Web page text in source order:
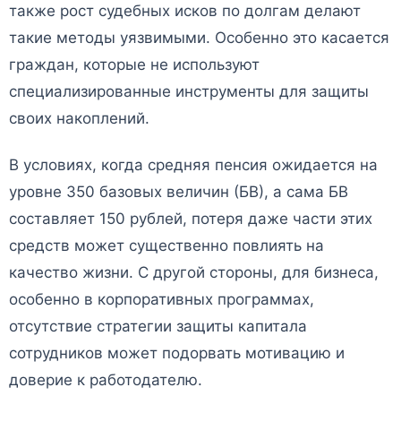
также рост судебных исков по долгам делают
такие методы уязвимыми. Особенно это касается
граждан, которые не используют
специализированные инструменты для защиты
своих накоплений.
В условиях, когда средняя пенсия ожидается на
уровне 350 базовых величин (БВ), а сама БВ
составляет 150 рублей, потеря даже части этих
средств может существенно повлиять на
качество жизни. С другой стороны, для бизнеса,
особенно в корпоративных программах,
отсутствие стратегии защиты капитала
сотрудников может подорвать мотивацию и
доверие к работодателю.